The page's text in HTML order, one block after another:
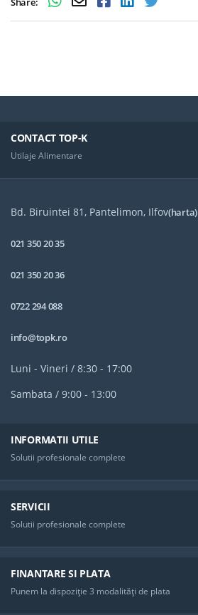
CONTACT TOP-K
Utilaje Alimentare
Bd. Biruintei 81, Pantelimon, Ilfov(harta)
021 350 20 35
021 350 20 36
0722 294 088
info@topk.ro
Luni - Vineri / 8:30 - 17:00
Sambata / 9:00 - 13:00
INFORMATII UTILE
Solutii profesionale complete
SERVICII
Solutii profesionale complete
FINANTARE SI PLATA
Punem la dispoziţie 3 modalităţi de plata